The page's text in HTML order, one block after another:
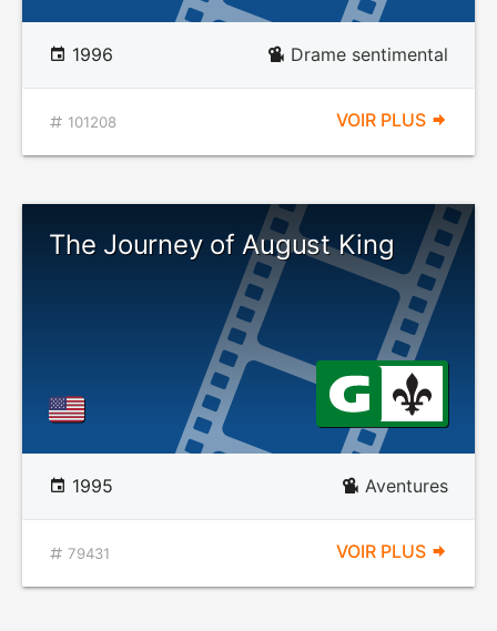
1996 Drame sentimental
101208 VOIR PLUS
The Journey of August King
1995 Aventures
79431 VOIR PLUS